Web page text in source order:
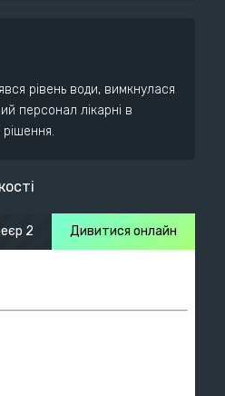
рівень води, вимкнулася
персонал лікарні в
Дивитися онлайн
2